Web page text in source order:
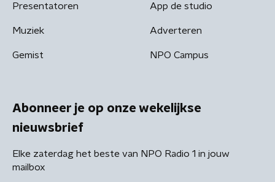
Presentatoren
Muziek
Gemist
App de studio
Adverteren
NPO Campus
Abonneer je op onze wekelijkse
nieuwsbrief
Elke zaterdag het beste van NPO Radio 1 in jouw
mailbox